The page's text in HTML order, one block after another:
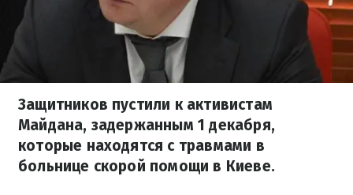
Защитников пустили к активистам
Майдана, задержанным 1 декабря,
которые находятся с травмами в
больнице скорой помощи в Киеве.